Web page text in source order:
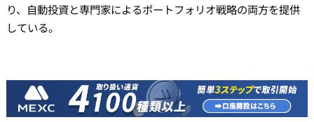
り、自動投資と専門家によるポートフォリオ戦略の両方を提供
している。